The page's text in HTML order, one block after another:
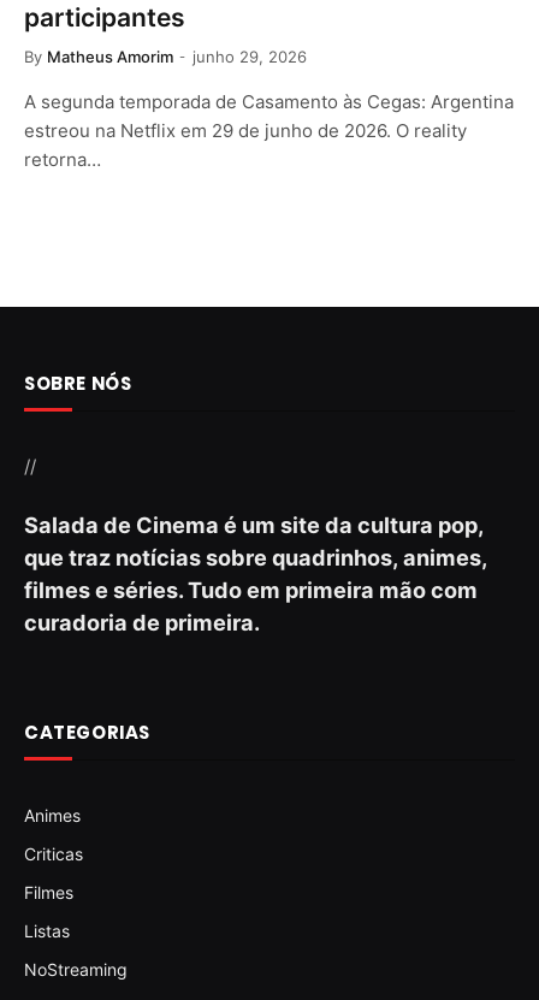
participantes
By Matheus Amorim junho 29, 2026
A segunda temporada de Casamento às Cegas: Argentina
estreou na Netflix em 29 de junho de 2026. O reality
retorna…
SOBRE NÓS
//
Salada de Cinema é um site da cultura pop,
que traz notícias sobre quadrinhos, animes,
filmes e séries. Tudo em primeira mão com
curadoria de primeira.
CATEGORIAS
Animes
Criticas
Filmes
Listas
NoStreaming